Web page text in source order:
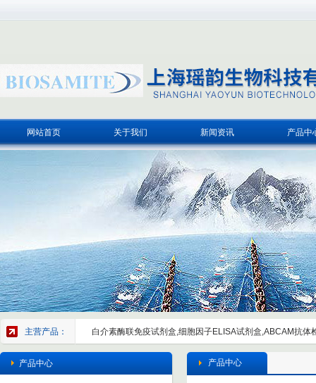
网站首页 关于我们 新闻资讯 产品中
主营产品： 白介素酶联免疫试剂盒,细胞因子ELISA试剂盒,ABCAM抗体
产品中心 产品中心